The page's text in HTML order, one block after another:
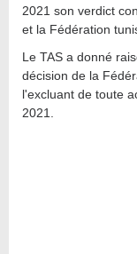
2021 son verdict
et la Fédération
Le TAS a donné
décision de la
l'excluant de toute
2021.